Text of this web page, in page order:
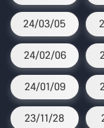
24/03/05
24/02/06
24/01/09
23/11/28